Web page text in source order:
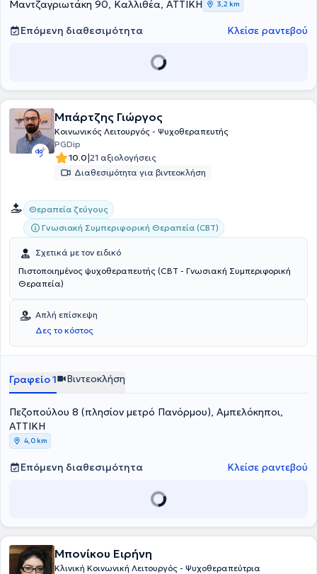
Μαντζαγριωτάκη 90, Καλλιθέα, ΑΤΤΙΚΗ 3,2 km
Επόμενη διαθεσιμότητα Κλείσε ραντεβού
Μπάρτζης Γιώργος
Κοινωνικός Λειτουργός - Ψυχοθεραπευτής
PGDip
10.0|21 αξιολογήσεις
Διαθεσιμότητα για βιντεοκλήση
Θεραπεία ζεύγους
Γνωσιακή Συμπεριφορική Θεραπεία (CBT)
Σχετικά με τον ειδικό
Πιστοποιημένος ψυχοθεραπευτής (CBT - Γνωσιακή Συμπεριφορική
Θεραπεία)
Απλή επίσκεψη
Δες το κόστος
Γραφείο 1 Βιντεοκλήση
Πεζοπούλου 8 (πλησίον μετρό Πανόρμου), Αμπελόκηποι,
ΑΤΤΙΚΗ
4,0 km
Επόμενη διαθεσιμότητα Κλείσε ραντεβού
Μπονίκου Ειρήνη
Κλινική Κοινωνική Λειτουργός - Ψυχοθεραπεύτρια